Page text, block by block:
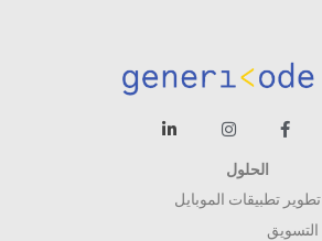
الحلول
تطوير تطبيقات الموبايل
التسويق